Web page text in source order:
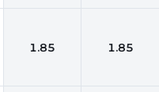
1.85 1.85